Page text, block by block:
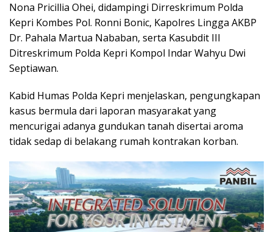
Nona Pricillia Ohei, didampingi Dirreskrimum Polda
Kepri Kombes Pol. Ronni Bonic, Kapolres Lingga AKBP
Dr. Pahala Martua Nababan, serta Kasubdit III
Ditreskrimum Polda Kepri Kompol Indar Wahyu Dwi
Septiawan.
Kabid Humas Polda Kepri menjelaskan, pengungkapan
kasus bermula dari laporan masyarakat yang
mencurigai adanya gundukan tanah disertai aroma
tidak sedap di belakang rumah kontrakan korban.